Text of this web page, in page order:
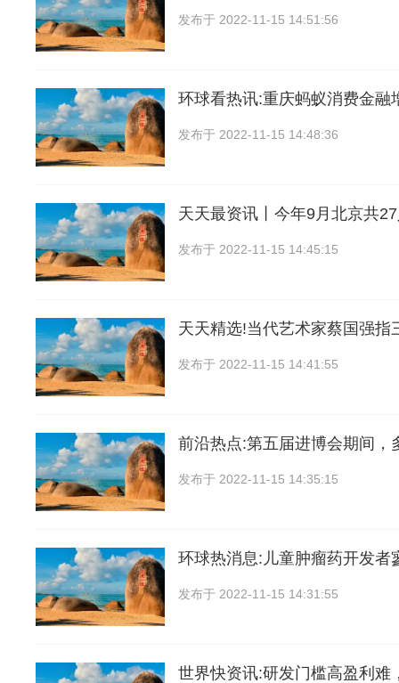
发布于 2022-11-15 14:51:56
环球看热讯:重庆蚂蚁消费金融
发布于 2022-11-15 14:48:36
天天最资讯丨今年9月北京共
发布于 2022-11-15 14:45:15
天天精选!当代艺术家蔡国强指
发布于 2022-11-15 14:41:55
前沿热点:第五届进博会期间，
发布于 2022-11-15 14:35:15
环球热消息:儿童肿瘤药开发者
发布于 2022-11-15 14:31:55
世界快资讯:研发门槛高盈利难